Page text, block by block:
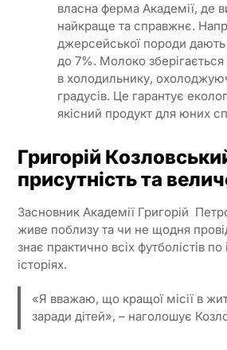
власна ферма Академії, де
найкраще та справжнє.
джерсейської породи
до 7%. Молоко зберігається
в холодильнику,
градусів. Це гарантує
якісний продукт для юних
Григорій
присутність та
Засновник Академії Григорій
живе поблизу та чи не щодня
знає практично всіх футболістів по
історіях.
«Я вважаю, що кращої місії в
заради дітей», – наголошує